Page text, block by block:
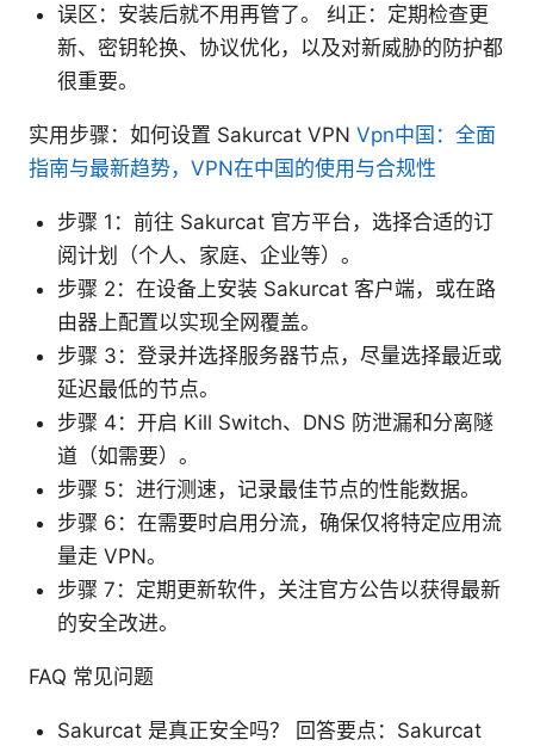
误区：安装后就不用再管了。 纠正：定期检查更
新、密钥轮换、协议优化，以及对新威胁的防护都
很重要。
实用步骤：如何设置 Sakurcat VPN Vpn中国：全面
指南与最新趋势，VPN在中国的使用与合规性
步骤 1：前往 Sakurcat 官方平台，选择合适的订
阅计划（个人、家庭、企业等）。
步骤 2：在设备上安装 Sakurcat 客户端，或在路
由器上配置以实现全网覆盖。
步骤 3：登录并选择服务器节点，尽量选择最近或
延迟最低的节点。
步骤 4：开启 Kill Switch、DNS 防泄漏和分离隧
道（如需要）。
步骤 5：进行测速，记录最佳节点的性能数据。
步骤 6：在需要时启用分流，确保仅将特定应用流
量走 VPN。
步骤 7：定期更新软件，关注官方公告以获得最新
的安全改进。
FAQ 常见问题
Sakurcat 是真正安全吗？ 回答要点：Sakurcat